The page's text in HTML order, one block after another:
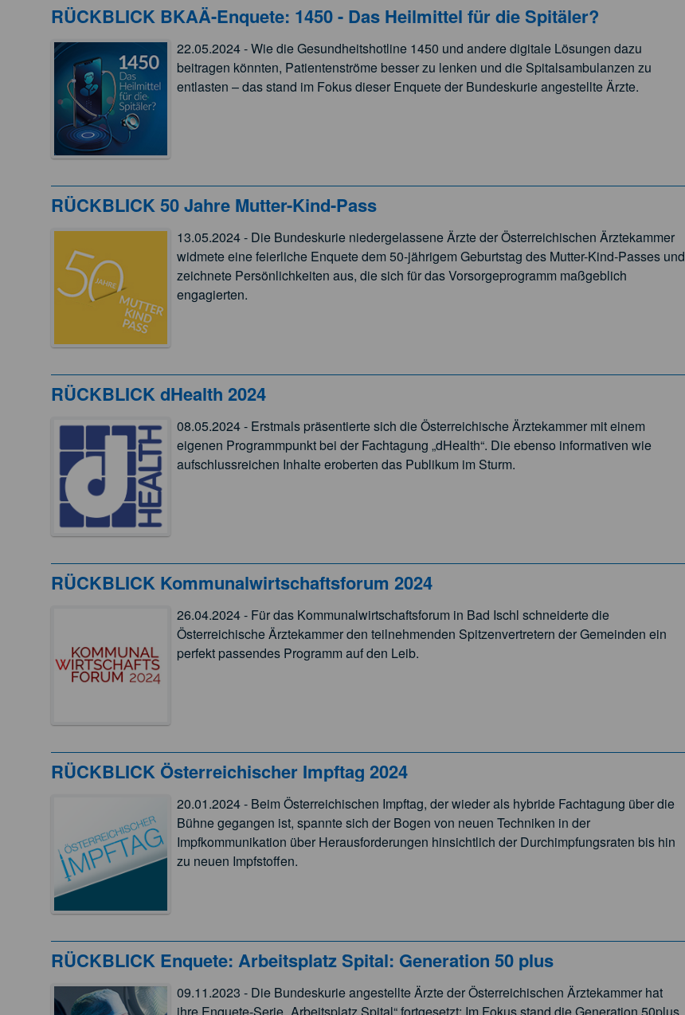
RÜCKBLICK BKAÄ-Enquete: 1450 - Das Heilmittel für die Spitäler?
22.05.2024 - Wie die Gesundheitshotline 1450 und andere digitale Lösungen dazu
beitragen könnten, Patientenströme besser zu lenken und die Spitalsambulanzen zu
entlasten – das stand im Fokus dieser Enquete der Bundeskurie angestellte Ärzte.
RÜCKBLICK 50 Jahre Mutter-Kind-Pass
13.05.2024 - Die Bundeskurie niedergelassene Ärzte der Österreichischen Ärztekammer
widmete eine feierliche Enquete dem 50-jährigem Geburtstag des Mutter-Kind-Passes und
zeichnete Persönlichkeiten aus, die sich für das Vorsorgeprogramm maßgeblich
engagierten.
RÜCKBLICK dHealth 2024
08.05.2024 - Erstmals präsentierte sich die Österreichische Ärztekammer mit einem
eigenen Programmpunkt bei der Fachtagung „dHealth“. Die ebenso informativen wie
aufschlussreichen Inhalte eroberten das Publikum im Sturm.
RÜCKBLICK Kommunalwirtschaftsforum 2024
26.04.2024 - Für das Kommunalwirtschaftsforum in Bad Ischl schneiderte die
Österreichische Ärztekammer den teilnehmenden Spitzenvertretern der Gemeinden ein
perfekt passendes Programm auf den Leib.
RÜCKBLICK Österreichischer Impftag 2024
20.01.2024 - Beim Österreichischen Impftag, der wieder als hybride Fachtagung über die
Bühne gegangen ist, spannte sich der Bogen von neuen Techniken in der
Impfkommunikation über Herausforderungen hinsichtlich der Durchimpfungsraten bis hin
zu neuen Impfstoffen.
RÜCKBLICK Enquete: Arbeitsplatz Spital: Generation 50 plus
09.11.2023 - Die Bundeskurie angestellte Ärzte der Österreichischen Ärztekammer hat